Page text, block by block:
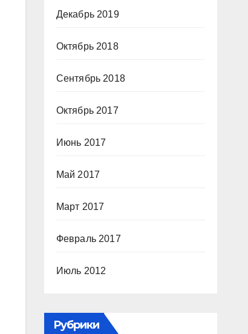
Декабрь 2019
Октябрь 2018
Сентябрь 2018
Октябрь 2017
Июнь 2017
Май 2017
Март 2017
Февраль 2017
Июль 2012
Рубрики